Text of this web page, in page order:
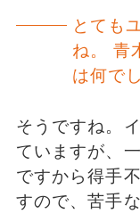
とても
ね。 青
は何で
そうですね。
ていますが、
ですから得手
すので、苦手